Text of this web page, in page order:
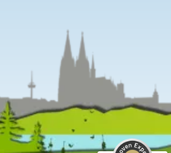
Kundenbewertungen und Erfahrungen zu
Empfehlungen auf
ProvenExpert.com
SEHR GUT
4,66
/
5,00